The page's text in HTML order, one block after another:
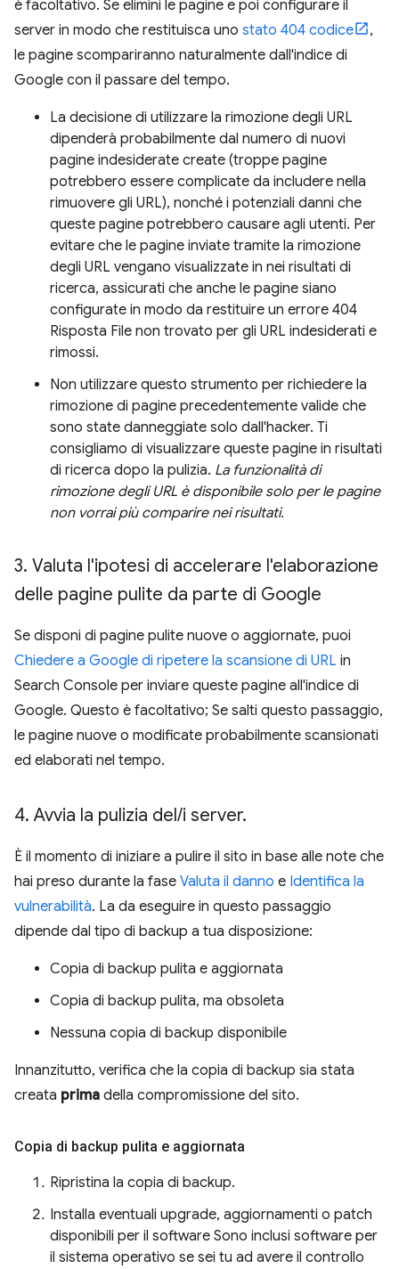
è facoltativo. Se elimini le pagine e poi configurare il
server in modo che restituisca uno stato 404 codice
,
le pagine scompariranno naturalmente dall'indice di
Google con il passare del tempo.
La decisione di utilizzare la rimozione degli URL
dipenderà probabilmente dal numero di nuovi
pagine indesiderate create (troppe pagine
potrebbero essere complicate da includere nella
rimuovere gli URL), nonché i potenziali danni che
queste pagine potrebbero causare agli utenti. Per
evitare che le pagine inviate tramite la rimozione
degli URL vengano visualizzate in nei risultati di
ricerca, assicurati che anche le pagine siano
configurate in modo da restituire un errore 404
Risposta File non trovato per gli URL indesiderati e
rimossi.
Non utilizzare questo strumento per richiedere la
rimozione di pagine precedentemente valide che
sono state danneggiate solo dall'hacker. Ti
consigliamo di visualizzare queste pagine in risultati
di ricerca dopo la pulizia. La funzionalità di
rimozione degli URL è disponibile solo per le pagine
non vorrai più comparire nei risultati.
3. Valuta l'ipotesi di accelerare l'elaborazione
delle pagine pulite da parte di Google
Se disponi di pagine pulite nuove o aggiornate, puoi
Chiedere a Google di ripetere la scansione di URL in
Search Console per inviare queste pagine all'indice di
Google. Questo è facoltativo; Se salti questo passaggio,
le pagine nuove o modificate probabilmente scansionati
ed elaborati nel tempo.
4. Avvia la pulizia del/i server.
È il momento di iniziare a pulire il sito in base alle note che
hai preso durante la fase Valuta il danno e Identifica la
vulnerabilità. La da eseguire in questo passaggio
dipende dal tipo di backup a tua disposizione:
Copia di backup pulita e aggiornata
Copia di backup pulita, ma obsoleta
Nessuna copia di backup disponibile
Innanzitutto, verifica che la copia di backup sia stata
creata prima della compromissione del sito.
Copia di backup pulita e aggiornata
Ripristina la copia di backup.
Installa eventuali upgrade, aggiornamenti o patch
disponibili per il software Sono inclusi software per
il sistema operativo se sei tu ad avere il controllo